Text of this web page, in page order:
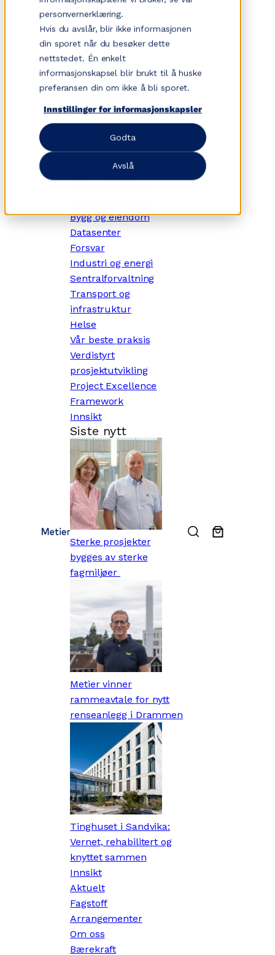
personvernerklæring.
Hvis du avslår, blir ikke informasjonen
din sporet når du besøker dette
nettstedet. Én enkelt
informasjonskapsel blir brukt til å huske
preferansen din om ikke å bli sporet.
Innstillinger for informasjonskapsler
Godta
Avslå
✕
Dette gjør vi
Tjenesteområder
Strategi- og
forretningsutvikling
Fysiske prosjekter
Kompetanseutvikling
Bygg og eiendom
Datasenter
Forsvar
Industri og energi
Sentralforvaltning
Transport og
infrastruktur
Helse
Vår beste praksis
Verdistyrt
prosjektutvikling
Project Excellence
Framework
Innsikt
Siste nytt
Sterke prosjekter
bygges av sterke
fagmiljøer
Metier vinner
rammeavtale for nytt
renseanlegg i Drammen
Tinghuset i Sandvika:
Vernet, rehabilitert og
knyttet sammen
Innsikt
Aktuelt
Fagstoff
Arrangementer
Om oss
Bærekraft